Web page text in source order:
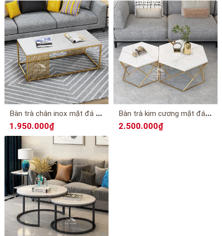
B
àn trà chân inox mặt đá B10
1.950.000₫
B
àn trà kim cương mặt đá B08
2.500.000₫